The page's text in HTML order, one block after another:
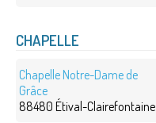
CHAPELLE
Chapelle Notre-Dame de
Grâce
88480 Étival-Clairefontaine